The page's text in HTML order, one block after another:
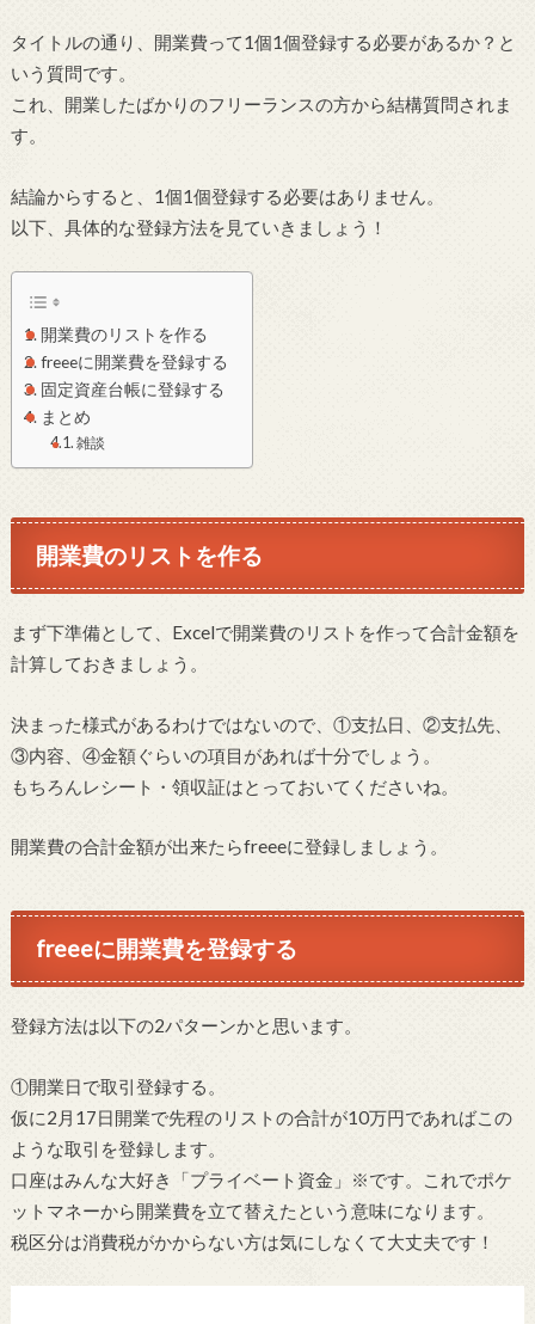
タイトルの通り、開業費って1個1個登録する必要があるか？と
いう質問です。
これ、開業したばかりのフリーランスの方から結構質問されま
す。
結論からすると、1個1個登録する必要はありません。
以下、具体的な登録方法を見ていきましょう！
開業費のリストを作る
freeeに開業費を登録する
固定資産台帳に登録する
まとめ
雑談
開業費のリストを作る
まず下準備として、Excelで開業費のリストを作って合計金額を
計算しておきましょう。
決まった様式があるわけではないので、①支払日、②支払先、
③内容、④金額ぐらいの項目があれば十分でしょう。
もちろんレシート・領収証はとっておいてくださいね。
開業費の合計金額が出来たらfreeeに登録しましょう。
freeeに開業費を登録する
登録方法は以下の2パターンかと思います。
①開業日で取引登録する。
仮に2月17日開業で先程のリストの合計が10万円であればこの
ような取引を登録します。
口座はみんな大好き「プライベート資金」※です。これでポケ
ットマネーから開業費を立て替えたという意味になります。
税区分は消費税がかからない方は気にしなくて大丈夫です！